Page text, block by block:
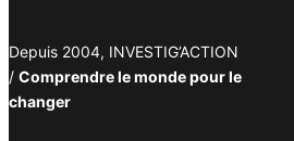
Depuis 2004, INVESTIG’ACTION
/ Comprendre le monde pour le
changer